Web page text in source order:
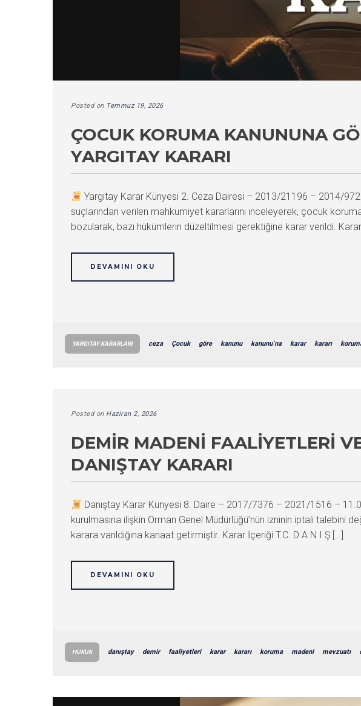
Posted on Temmuz 19, 2026
ÇOCUK KORUMA KANUNUNA
YARGITAY KARARI
Yargıtay Karar Künyesi 2. Ceza Dairesi – 2013/21196 – 2014/
suçlarından verilen mahkumiyet kararlarını inceleyerek, çocuk
bozularak, bazı hükümlerin düzeltilmesi gerektiğine karar verildi.
DEVAMINI OKU
YARGITAY KARARLARI ceza Çocuk göre kanunu kanunu’na karar kararı
Posted on Haziran 2, 2026
DEMIR MADENI FAALIYETLERI
DANIŞTAY KARARI
Danıştay Karar Künyesi 8. Daire – 2017/7376 – 2021/1516 –
kurulmasına ilişkin Orman Genel Müdürlüğü’nün izninin iptali talebini
karara varıldığına kanaat getirmiştir. Karar İçeriği T.C. D A N I Ş […]
DEVAMINI OKU
HUKUK danıştay demir faaliyetleri karar kararı koruma madeni mevzuatı